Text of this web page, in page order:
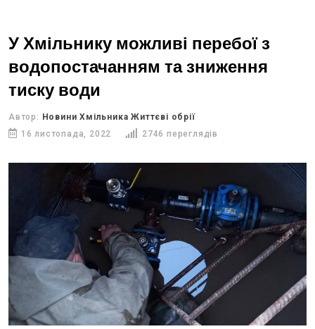
У Хмільнику можливі перебої з
водопостачанням та зниження
тиску води
Автор: Новини Хмільника Життєві обрії
16 листопада, 2022
2746 переглядів